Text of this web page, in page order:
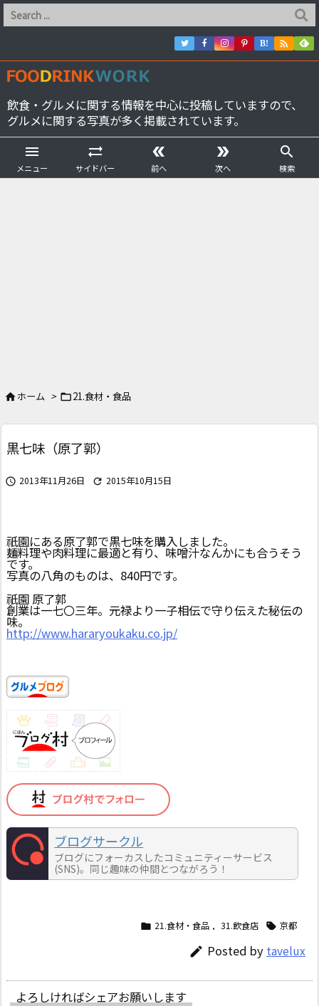
飲食・グルメに関する情報を中心に投稿していますので、
グルメに関する写真が多く掲載されています。

メニュー

サイドバー

前へ

次へ

検索
B! 
ホーム > 21.食材・食品
黒七味（原了郭）
 2013年11月26日  2015年10月15日
祇園にある原了郭で黒七味を購入しました。
麺料理や肉料理に最適と有り、味噌汁なんかにも合うそう
です。
写真の八角のものは、840円です。
祇園 原了郭
創業は一七〇三年。元禄より一子相伝で守り伝えた秘伝の
味。
http://www.hararyoukaku.co.jp/
ブログサークル
ブログにフォーカスしたコミュニティーサービス
(SNS)。同じ趣味の仲間とつながろう！
 21.食材・食品 , 31.飲食店  京都
 Posted by tavelux
よろしければシェアお願いします